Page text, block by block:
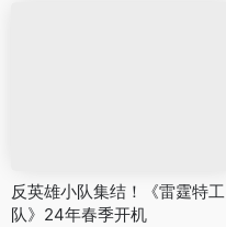
反英雄小队集结！《雷霆特工
队》24年春季开机